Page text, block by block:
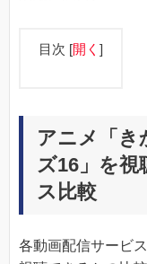
目次 [開く ]
アニメ「き
ズ16」を
ス比較
各動画配信サービ